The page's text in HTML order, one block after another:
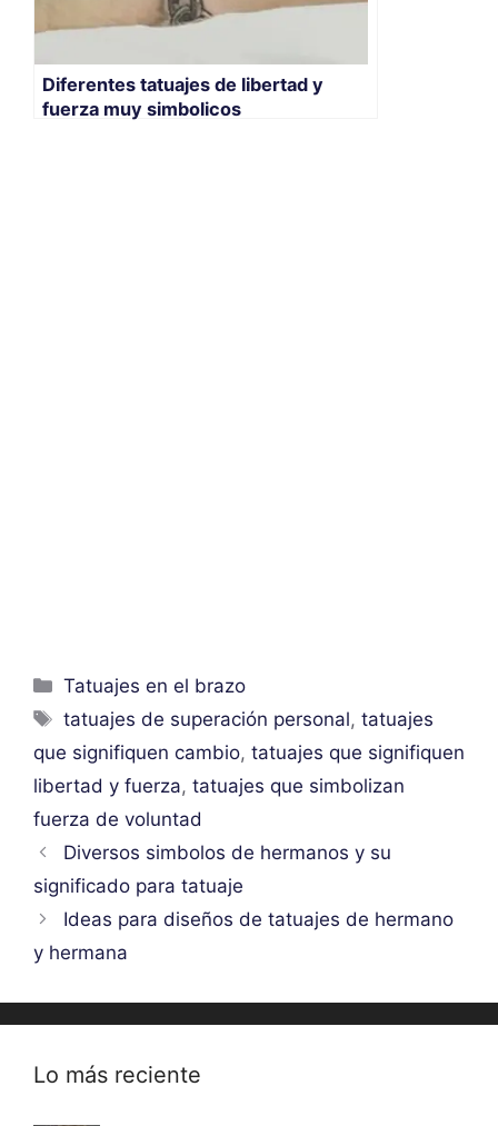
Diferentes tatuajes de libertad y
fuerza muy simbolicos
Categorías
Tatuajes en el brazo
Etiquetas
tatuajes de superación personal,tatuajes
que signifiquen cambio, tatuajes que signifiquen
libertad y fuerza, tatuajes que simbolizan
fuerza de voluntad
Diversos simbolos de hermanos y su
significado para tatuaje
Ideas para diseños de tatuajes de hermano
y hermana
Lo más reciente